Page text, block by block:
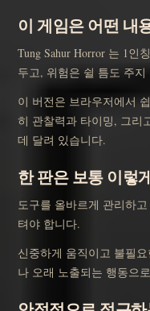
이 게임은 어떤 내
Tung Sahur Horror 는 1인
두고, 위험은 쉴 틈도 주지
이 버전은 브라우저에서
히 관찰력과 타이밍, 그리
데 달려 있습니다.
한 판은 보통 이렇
도구를 올바르게 관리하
텨야 합니다.
신중하게 움직이고 불필
나 오래 노출되는 행동으